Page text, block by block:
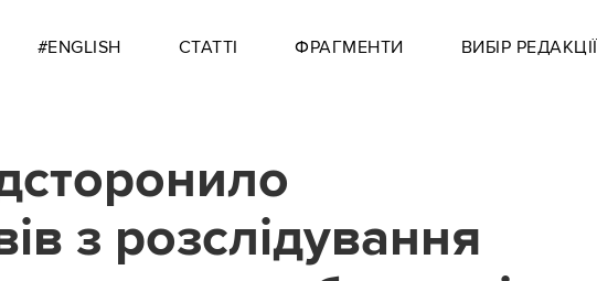
#ENGLISH СТАТТІ ФРАГМЕНТИ ВИБІР РЕДАКЦІЇ
з розслідування